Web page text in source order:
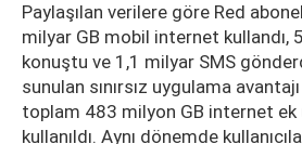
Paylaşılan verilere göre Red
milyar GB mobil internet kullandı,
konuştu ve 1,1 milyar SMS
sunulan sınırsız uygulama
toplam 483 milyon GB internet
kullanıldı. Aynı dönemde